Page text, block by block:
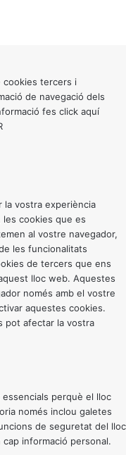
cookies tercers i
de navegació dels
fes click aquí
la vostra experiència
les cookies que es
al vostre navegador,
les funcionalitats
de tercers que ens
lloc web. Aquestes
només amb el vostre
aquestes cookies.
pot afectar la vostra
perquè el lloc
només inclou galetes
de seguretat del lloc
informació personal.